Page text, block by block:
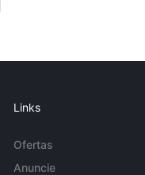
Links
Ofertas
Anuncie